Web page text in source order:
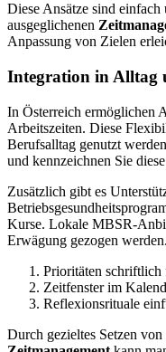
Diese Ansätze sind
ausgeglichenen
Anpassung von Zielen
Integration in Alltag
In Österreich ermöglichen
Arbeitszeiten. Diese
Berufsalltag genutzt
und kennzeichnen Sie
Zusätzlich gibt es
Kurse. Lokale MBSR-
Erwägung gezogen werden.
Prioritäten schriftlich
Zeitfenster im
Reflexionsrituale
Durch gezieltes Setzen